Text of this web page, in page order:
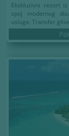
Ekskluzivni resort
spoj modernog
usluge. Transfer